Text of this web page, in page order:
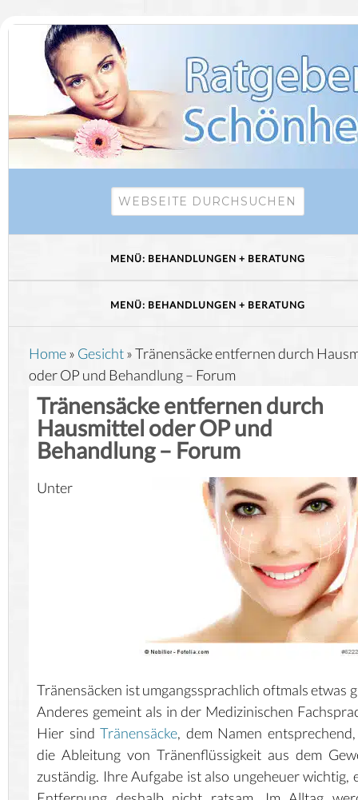
Home» Gesicht»Tränensäcke entfernen durch
oder OP und Behandlung – Forum
Tränensäcke entfernen durch
Hausmittel oder OP und
Behandlung – Forum
Unter
Tränensäcken ist umgangssprachlich oftmals etwas
Anderes gemeint als in der Medizinischen
Hier sind Tränensäcke, dem Namen
die Ableitung von Tränenflüssigkeit aus dem
zuständig. Ihre Aufgabe ist also ungeheuer wichtig,